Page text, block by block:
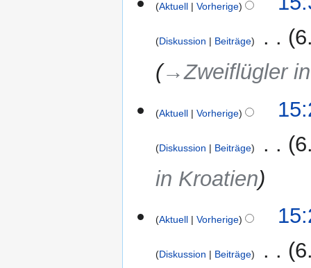
Aktuell Vorherige
Diskussion Beiträge
→‎Zweiflügler
Aktuell Vorherige
Diskussion Beiträge
in Kroatien
Aktuell Vorherige
Diskussion Beiträge